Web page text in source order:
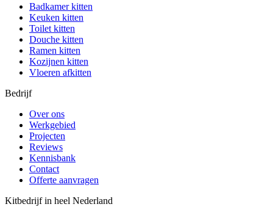
Badkamer kitten
Keuken kitten
Toilet kitten
Douche kitten
Ramen kitten
Kozijnen kitten
Vloeren afkitten
Bedrijf
Over ons
Werkgebied
Projecten
Reviews
Kennisbank
Contact
Offerte aanvragen
Kitbedrijf in heel Nederland